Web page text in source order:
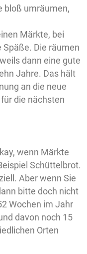
bloß umräumen,
Märkte, bei
Späße. Die räumen
dann eine gute
Jahre. Das hält
an die neue
die nächsten
wenn Märkte
Schüttelbrot.
Aber wenn Sie
bitte doch nicht
Wochen im Jahr
davon noch 15
Orten